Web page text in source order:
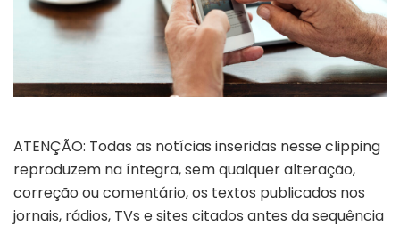
ATENÇÃO: Todas as notícias inseridas nesse clipping
reproduzem na íntegra, sem qualquer alteração,
correção ou comentário, os textos publicados nos
jornais, rádios, TVs e sites citados antes da sequência